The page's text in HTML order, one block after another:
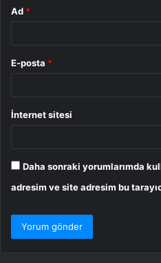
Ad *
E-posta *
İnternet sitesi
Daha sonraki yorumlarımda
adresim ve site adresim bu